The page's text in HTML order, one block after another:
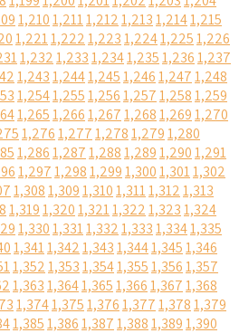
1,2101,2111,2121,2131,2141,215
1,2211,2221,2231,2241,2251,226
1,2321,2331,2341,2351,2361,237
1,2431,2441,2451,2461,2471,248
1,2541,2551,2561,2571,2581,259
1,2651,2661,2671,2681,2691,270
1,2761,2771,2781,2791,280
1,2861,2871,2881,2891,2901,291
1,2971,2981,2991,3001,3011,302
1,3081,3091,3101,3111,3121,313
1,3191,3201,3211,3221,3231,324
1,3301,3311,3321,3331,3341,335
1,3411,3421,3431,3441,3451,346
1,3521,3531,3541,3551,3561,357
1,3631,3641,3651,3661,3671,368
1,3741,3751,3761,3771,3781,379
1,3851,3861,3871,3881,3891,390